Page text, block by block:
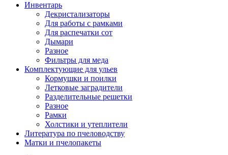
Инвентарь
Декристализаторы
Для работы с рамками
Для распечатки сот
Дымари
Разное
Фильтры для меда
Комплектующие для ульев
Кормушки и поилки
Летковые заградители
Разделительные решетки
Разное
Рамки
Холстики и утеплители
Литература по пчеловодству
Матки и пчелопакеты